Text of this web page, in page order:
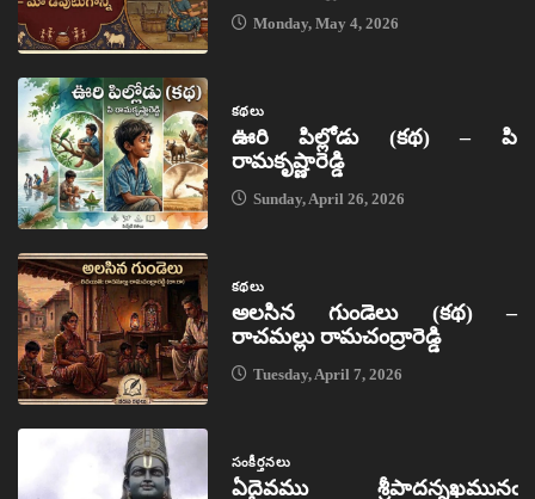
Monday, May 4, 2026
కథలు
ఊరి పిల్లోడు (కథ) – పి
రామకృష్ణారెడ్డి
Sunday, April 26, 2026
కథలు
అలసిన గుండెలు (కథ) –
రాచమల్లు రామచంద్రారెడ్డి
Tuesday, April 7, 2026
సంకీర్తనలు
ఏదైవము శ్రీపాదన్నఖమునఁ